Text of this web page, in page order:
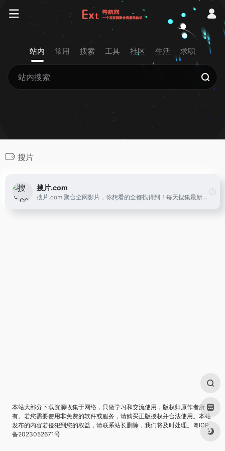
站内 常用 搜索 工具 社区 生活 求职
搜片
搜片.com
搜片.com 聚合全网影片，你想看的全都找得到！每天搜集最新电影、电视剧、在线观看网址、蓝光高清正版免费看！
本站大部分下载资源收集于网络，只做学习和交流使用，版权归原作者所
有。若您需要使用非免费的软件或服务，请购买正版授权并合法使用。本站
发布的内容若侵犯到您的权益，请联系站长删除，我们将及时处理。 粤ICP
备2023052671号